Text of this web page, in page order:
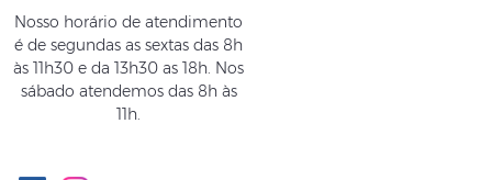
Nosso horário de atendimento
é de segundas as sextas das 8h
às 11h30 e da 13h30 as 18h. Nos
sábado atendemos das 8h às
11h.